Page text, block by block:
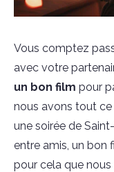
Vous comptez
avec votre
un bon film pour
nous avons tout ce
une soirée de
entre amis, un bon
pour cela que